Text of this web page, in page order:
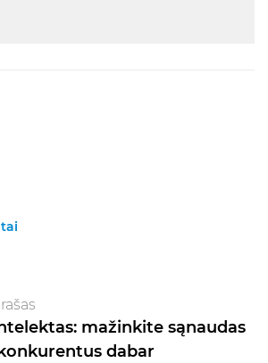
mažinkite sąnaudas
dabar